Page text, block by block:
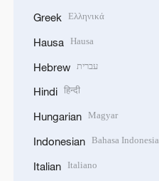
Greek Ελληνικά
Hausa Hausa
Hebrew עברית
Hindi हिन्दी
Hungarian Magyar
Indonesian Bahasa Indonesia
Italian Italiano